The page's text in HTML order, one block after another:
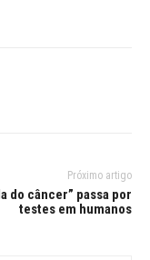
Próximo artigo
do câncer” passa por
testes em humanos